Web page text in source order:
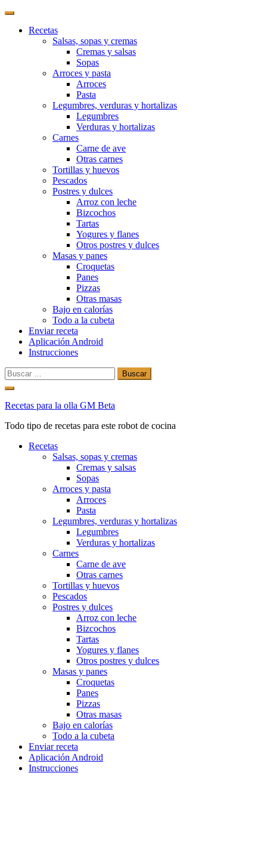
Recetas
Salsas, sopas y cremas
Cremas y salsas
Sopas
Arroces y pasta
Arroces
Pasta
Legumbres, verduras y hortalizas
Legumbres
Verduras y hortalizas
Carnes
Carne de ave
Otras carnes
Tortillas y huevos
Pescados
Postres y dulces
Arroz con leche
Bizcochos
Tartas
Yogures y flanes
Otros postres y dulces
Masas y panes
Croquetas
Panes
Pizzas
Otras masas
Bajo en calorías
Todo a la cubeta
Enviar receta
Aplicación Android
Instrucciones
Buscar:
Ir
contenido
Recetas para la olla GM Beta
Todo tipo de recetas para este robot de cocina
Recetas
Salsas, sopas y cremas
Cremas y salsas
Sopas
Arroces y pasta
Arroces
Pasta
Legumbres, verduras y hortalizas
Legumbres
Verduras y hortalizas
Carnes
Carne de ave
Otras carnes
Tortillas y huevos
Pescados
Postres y dulces
Arroz con leche
Bizcochos
Tartas
Yogures y flanes
Otros postres y dulces
Masas y panes
Croquetas
Panes
Pizzas
Otras masas
Bajo en calorías
Todo a la cubeta
Enviar receta
Aplicación Android
Instrucciones